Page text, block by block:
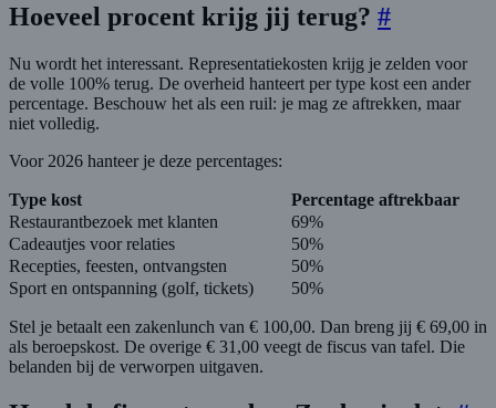
Hoeveel procent krijg jij terug? #
Nu wordt het interessant. Representatiekosten krijg je zelden voor
de volle 100% terug. De overheid hanteert per type kost een ander
percentage. Beschouw het als een ruil: je mag ze aftrekken, maar
niet volledig.
Voor 2026 hanteer je deze percentages:
Type kost
Percentage aftrekbaar
Restaurantbezoek met klanten
69%
Cadeautjes voor relaties
50%
Recepties, feesten, ontvangsten
50%
Sport en ontspanning (golf, tickets)
50%
Stel je betaalt een zakenlunch van € 100,00. Dan breng jij € 69,00 in
als beroepskost. De overige € 31,00 veegt de fiscus van tafel. Die
belanden bij de verworpen uitgaven.